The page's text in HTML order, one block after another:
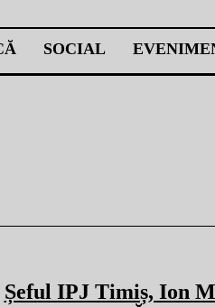
SOCIAL
Șeful IPJ Timiș, Ion